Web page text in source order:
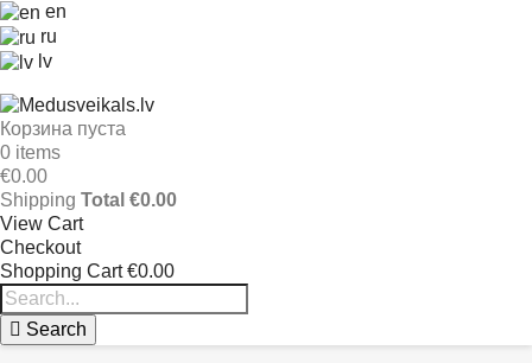
en
ru
lv
Корзина пуста
0 items
€0.00
Shipping Total €0.00
View Cart
Checkout
Shopping Cart €0.00
Search